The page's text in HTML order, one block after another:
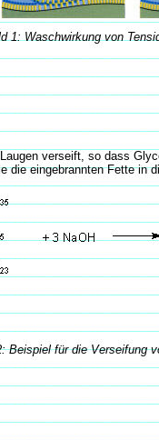
1: Waschwirkung von
verseift, so dass
eingebrannten Fette in
Beispiel für die Verseifung